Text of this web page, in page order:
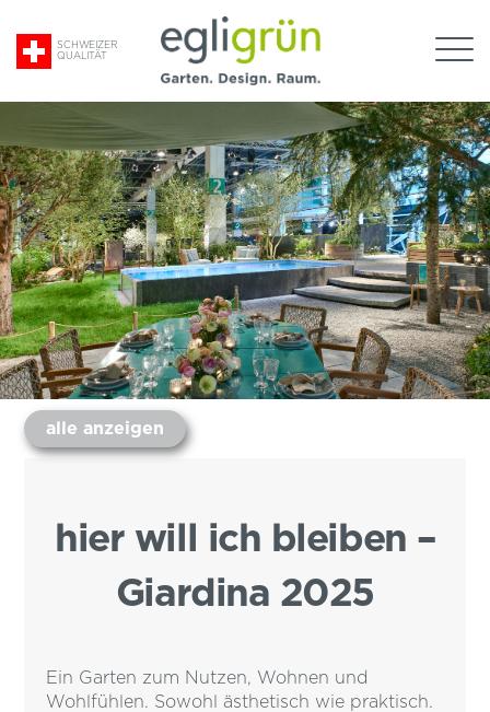
SCHWEIZER
QUALITÄT
Grün
alle anzeigen
hier will ich bleiben –
Giardina 2025
Ein Garten zum Nutzen, Wohnen und
Wohlfühlen. Sowohl ästhetisch wie praktisch.